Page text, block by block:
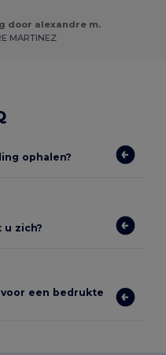
door alexandre m.
MARTINEZ
ophalen?
u zich?
een bedrukte